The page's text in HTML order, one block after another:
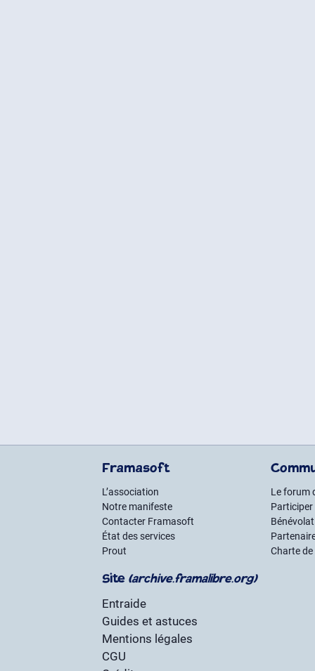
Framasoft
L’association
Notre manifeste
Contacter Framasoft
État des services
Prout
Le forum
Participer
Charte
Site (archive.framalibre.org)
Entraide
Guides et astuces
Mentions légales
CGU